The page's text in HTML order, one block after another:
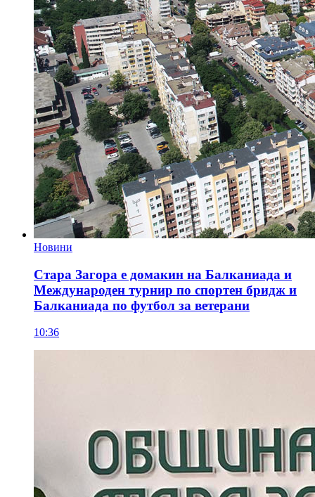
Новини
Стара Загора е домакин на Балканиада и
Международен турнир по спортен бридж и
Балканиада по футбол за ветерани
10:36